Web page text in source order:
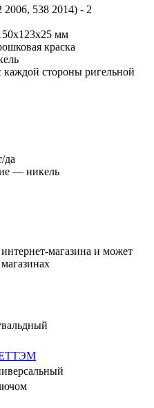
538 2014) - 2
мм
краска
каждой стороны ригельной
да
— никель
магазина и может